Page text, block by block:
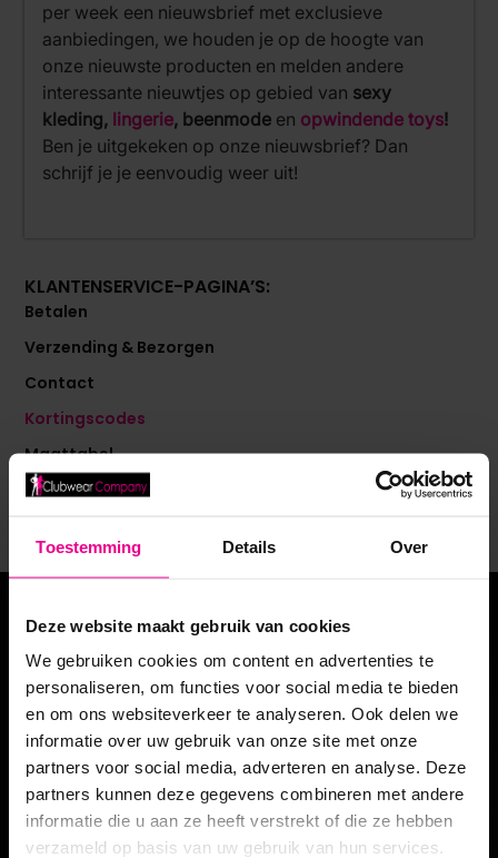
Toestemming Details Over
Deze website maakt gebruik van cookies
We gebruiken cookies om content en advertenties te
personaliseren, om functies voor social media te bieden
en om ons websiteverkeer te analyseren. Ook delen we
informatie over uw gebruik van onze site met onze
partners voor social media, adverteren en analyse. Deze
partners kunnen deze gegevens combineren met andere
informatie die u aan ze heeft verstrekt of die ze hebben
verzameld op basis van uw gebruik van hun services.
per week een nieuwsbrief met exclusieve
aanbiedingen, we houden je op de hoogte van
onze nieuwste producten en melden andere
interessante nieuwtjes op gebied van sexy
kleding, lingerie, beenmode en opwindende toys!
Ben je uitgekeken op onze nieuwsbrief? Dan
schrijf je je eenvoudig weer uit!
KLANTENSERVICE-PAGINA’S:
Betalen
Verzending & Bezorgen
Contact
Kortingscodes
Maattabel
Retouren
Klantenservice
Over ons
Betalen
Verzenden & Bezorgen
Retouren
Mijn aankoop ongedaan maken